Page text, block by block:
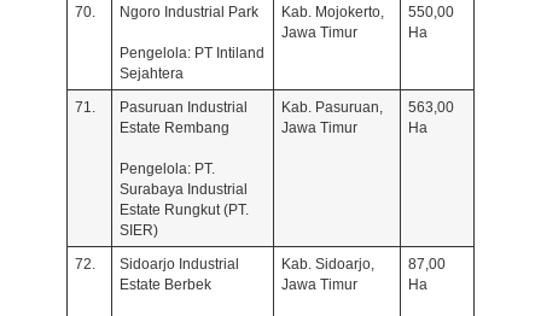
70. Ngoro Industrial Park
Pengelola: PT Intiland
Sejahtera
Kab. Mojokerto,
Jawa Timur
550,00
Ha
71.
Pasuruan Industrial
Estate Rembang
Pengelola: PT.
Surabaya Industrial
Estate Rungkut (PT.
SIER)
Kab. Pasuruan,
Jawa Timur
563,00
Ha
72.
Sidoarjo Industrial
Estate Berbek
Kab. Sidoarjo,
Jawa Timur
87,00
Ha